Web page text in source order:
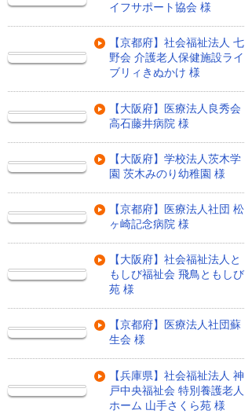
イフサポート協会 様
【京都府】社会福祉法人 七
野会 介護老人保健施設ライ
ブリィきぬかけ 様
【大阪府】医療法人良秀会
高石藤井病院 様
【大阪府】学校法人茨木学
園 茨木みのり幼稚園 様
【京都府】医療法人社団 松
ヶ崎記念病院 様
【大阪府】社会福祉法人と
もしび福祉会 飛鳥ともしび
苑 様
【京都府】医療法人社団蘇
生会 様
【兵庫県】社会福祉法人 神
戸中央福祉会 特別養護老人
ホーム 山手さくら苑 様